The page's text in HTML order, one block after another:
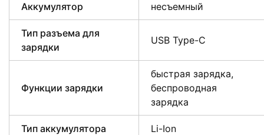
Аккумулятор несъемный
Тип разъема для
зарядки
USB Type-C
Функции зарядки
быстрая зарядка,
беспроводная
зарядка
Тип аккумулятора Li-Ion